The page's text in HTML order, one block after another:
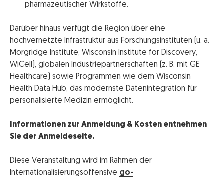
pharmazeutischer Wirkstoffe.
Darüber hinaus verfügt die Region über eine
hochvernetzte Infrastruktur aus Forschungsinstituten (u. a.
Morgridge Institute, Wisconsin Institute for Discovery,
WiCell), globalen Industriepartnerschaften (z. B. mit GE
Healthcare) sowie Programmen wie dem Wisconsin
Health Data Hub, das modernste Datenintegration für
personalisierte Medizin ermöglicht.
Informationen zur Anmeldung & Kosten entnehmen
Sie der Anmeldeseite.
Diese Veranstaltung wird im Rahmen der
Internationalisierungsoffensive go-